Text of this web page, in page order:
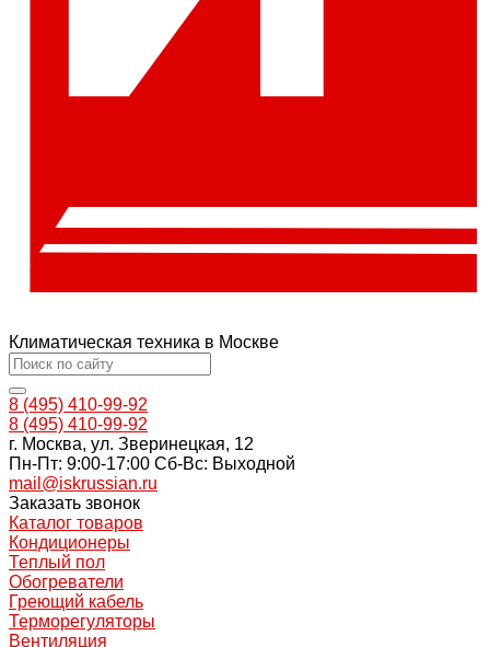
Климатическая техника в Москве
8 (495) 410-99-92
8 (495) 410-99-92
г. Москва, ул. Зверинецкая, 12
Пн-Пт: 9:00-17:00 Cб-Вс: Выходной
mail@iskrussian.ru
Заказать звонок
Каталог товаров
Кондиционеры
Теплый пол
Обогреватели
Греющий кабель
Терморегуляторы
Вентиляция